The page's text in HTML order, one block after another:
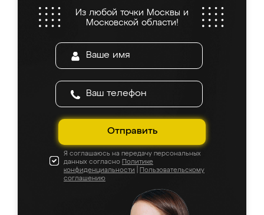
Из любой точки Москвы и
Московской области!
Отправить
Я соглашаюсь на передачу персональных
данных согласно Политике
конфиденциальности
Пользовательскому
соглашению